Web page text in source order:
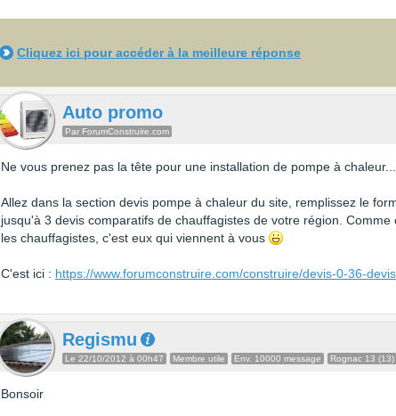
Cliquez ici pour accéder à la meilleure réponse
Auto promo
Par ForumConstruire.com
Ne vous prenez pas la tête pour une installation de pompe à chaleur...
Allez dans la section devis pompe à chaleur du site, remplissez le
jusqu'à 3 devis comparatifs de chauffagistes de votre région.
les chauffagistes, c'est eux qui viennent à vous
C'est ici : https://www.forumconstruire.com/construire/devis-0-36-
Regismu
Le 22/10/2012 à 00h47 Membre utile Env. 10000 message Rognac 13 (13)
Bonsoir